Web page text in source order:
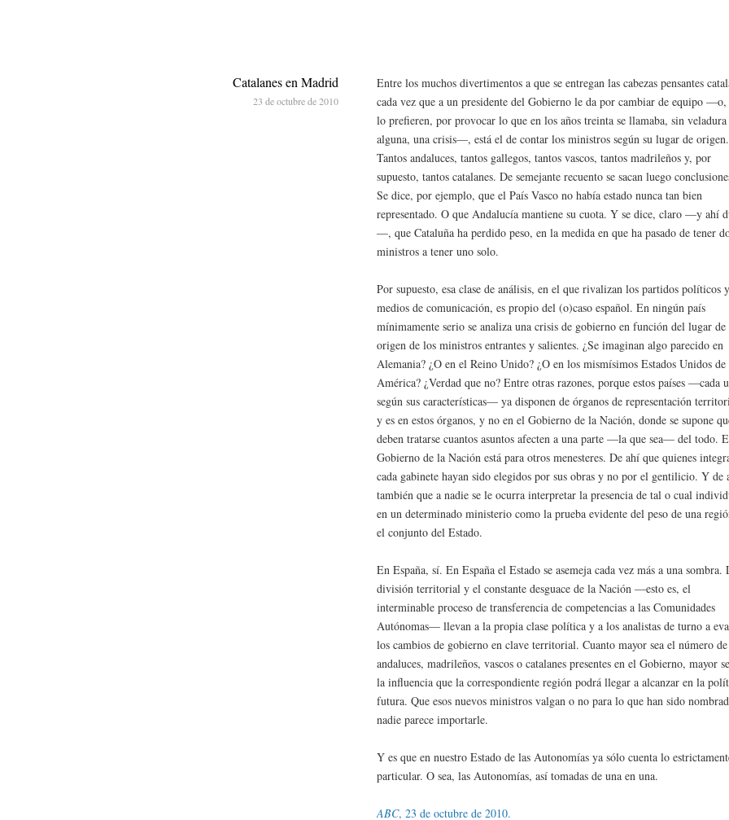
Entre los muchos divertimentos a que se entregan las cabezas pensantes
cada vez que a un presidente del Gobierno le da por cambiar de equipo
lo prefieren, por provocar lo que en los años treinta se llamaba, sin veladura
alguna, una crisis—, está el de contar los ministros según su lugar de origen.
Tantos andaluces, tantos gallegos, tantos vascos, tantos madrileños y, por
supuesto, tantos catalanes. De semejante recuento se sacan luego
Se dice, por ejemplo, que el País Vasco no había estado nunca tan bien
representado. O que Andalucía mantiene su cuota. Y se dice, claro —y ahí
—, que Cataluña ha perdido peso, en la medida en que ha pasado de tener
ministros a tener uno solo.
Por supuesto, esa clase de análisis, en el que rivalizan los partidos políticos
medios de comunicación, es propio del (o)caso español. En ningún país
mínimamente serio se analiza una crisis de gobierno en función del lugar de
origen de los ministros entrantes y salientes. ¿Se imaginan algo parecido en
Alemania? ¿O en el Reino Unido? ¿O en los mismísimos Estados Unidos de
América? ¿Verdad que no? Entre otras razones, porque estos países —cada
según sus características— ya disponen de órganos de representación
y es en estos órganos, y no en el Gobierno de la Nación, donde se supone
deben tratarse cuantos asuntos afecten a una parte —la que sea— del todo.
Gobierno de la Nación está para otros menesteres. De ahí que quienes
cada gabinete hayan sido elegidos por sus obras y no por el gentilicio. Y de
también que a nadie se le ocurra interpretar la presencia de tal o cual
en un determinado ministerio como la prueba evidente del peso de una
el conjunto del Estado.
En España, sí. En España el Estado se asemeja cada vez más a una sombra.
división territorial y el constante desguace de la Nación —esto es, el
interminable proceso de transferencia de competencias a las Comunidades
Autónomas— llevan a la propia clase política y a los analistas de turno a
los cambios de gobierno en clave territorial. Cuanto mayor sea el número de
andaluces, madrileños, vascos o catalanes presentes en el Gobierno, mayor
la influencia que la correspondiente región podrá llegar a alcanzar en la
futura. Que esos nuevos ministros valgan o no para lo que han sido
nadie parece importarle.
Y es que en nuestro Estado de las Autonomías ya sólo cuenta lo
particular. O sea, las Autonomías, así tomadas de una en una.
ABC, 23 de octubre de 2010.
Catalanes en Madrid
23 de octubre de 2010